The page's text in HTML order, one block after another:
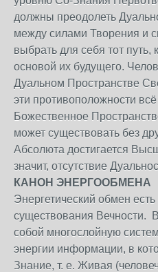
должны преодолеть
между силами Творения и
выбрать для себя тот путь,
основой их будущего.
Дуальном Пространстве
эти противоположности
Божественное
может существовать без
Абсолюта достигается
значит, отсутствие
КАНОН ЭНЕРГООБМЕНА
Энергетический обмен
существования Вечности.
собой многослойную
энергии информации, в
Знание, т. е. Живая